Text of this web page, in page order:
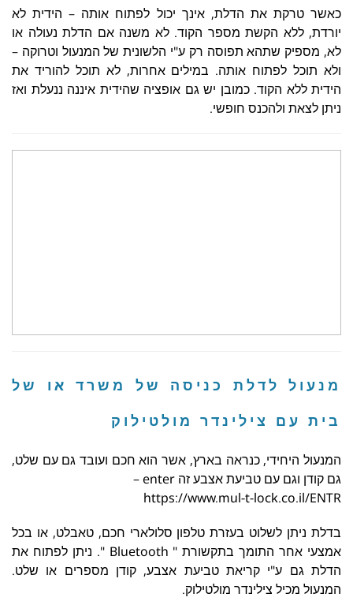
כאשר טרקת את הדלת, אינך יכול לפתוח אותה – הידית לא
יורדת, ללא הקשת מספר הקוד. לא משנה אם הדלת נעולה או
לא, מספיק שתהא תפוסה רק ע"י הלשונית של המנעול וטרוקה –
ולא תוכל לפתוח אותה. במילים אחרות, לא תוכל להוריד את
הידית ללא הקוד. כמובן יש גם אופציה שהידית איננה ננעלת ואז
ניתן לצאת ולהכנס חופשי.
מנעול לדלת כניסה של משרד או של
בית עם צילינדר מולטילוק
המנעול היחידי, כנראה בארץ, אשר הוא חכם ועובד גם עם שלט,
גם קודן וגם עם טביעת אצבע זה enter –
https://www.mul-t-lock.co.il/ENTR
בדלת ניתן לשלוט בעזרת טלפון סלולארי חכם, טאבלט, או בכל
אמצעי אחר התומך בתקשורת " Bluetooth ". ניתן לפתוח את
הדלת גם ע"י קריאת טביעת אצבע, קודן מספרים או שלט.
המנעול מכיל צילינדר מולטילוק.